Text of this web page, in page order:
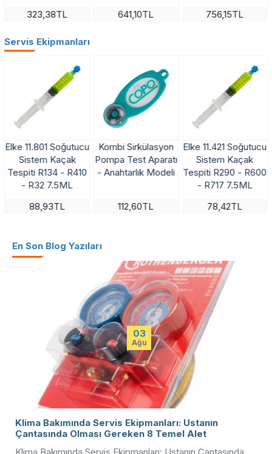
323,38TL 641,10TL 756,15TL
Servis Ekipmanları
Elke 11.801 Soğutucu
Sistem Kaçak
Tespiti R134 - R410
- R32 7.5ML
88,93TL
Kombi Sirkülasyon
Pompa Test Aparatı
- Anahtarlık Modeli
112,60TL
Elke 11.421 Soğutucu
Sistem Kaçak
Tespiti R290 - R600
- R717 7.5ML
78,42TL
En Son Blog Yazıları
27
Tem
Buzdolabı Gaz Dolumu: R600a ile Doğru Şarj ve
Kompresör Değişimi Rehberi